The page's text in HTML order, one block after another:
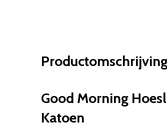
Good Morning
Katoen